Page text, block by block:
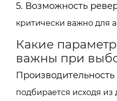
5. Возможность
критически важно для
Какие
важны при
Производительность
подбирается исходя